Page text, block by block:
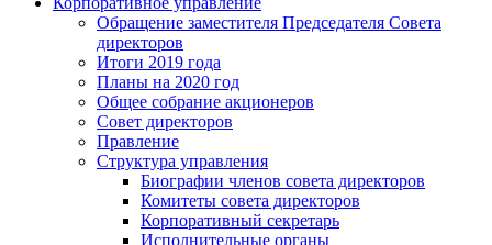
Обращение заместителя Председателя Совета
директоров
Итоги 2019 года
Планы на 2020 год
Общее собрание акционеров
Совет директоров
Правление
Структура управления
Биографии членов совета директоров
Комитеты совета директоров
Корпоративный секретарь
Исполнительные органы